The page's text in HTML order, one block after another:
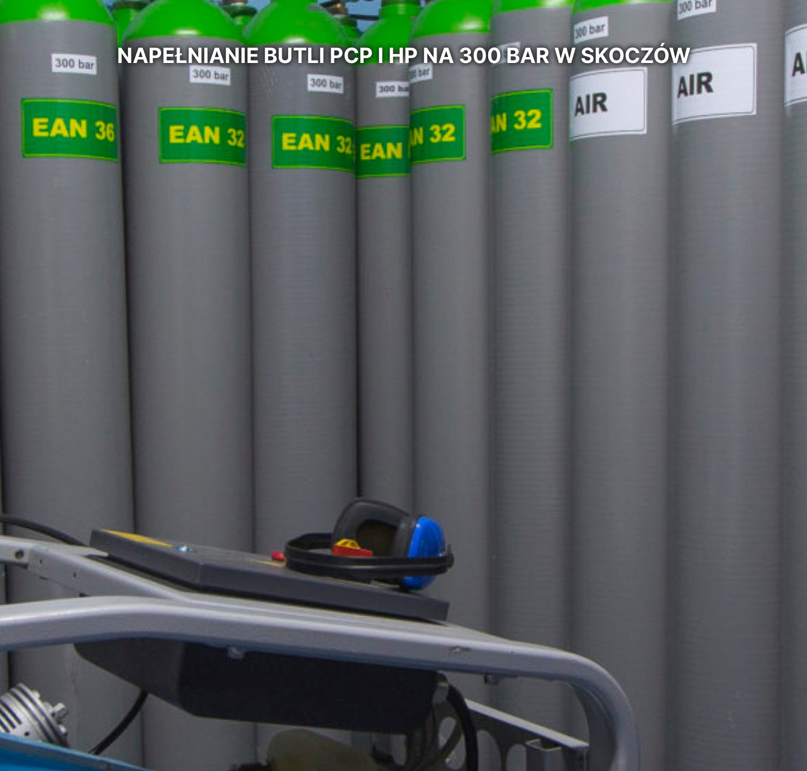
NAPEŁNIANIE BUTLI PCP I HP NA 300 BAR W SKOCZÓW